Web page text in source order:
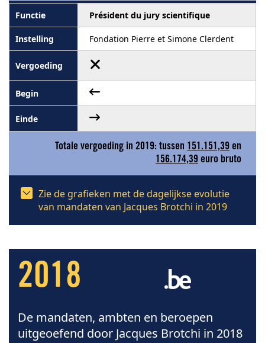
Président du jury scientifique
Fondation Pierre et Simone Clerdent
Totale vergoeding in 2019: tussen 151.151,39 en
156.174,39 euro bruto
Zie de grafieken met de dagelijkse evolutie
van mandaten van Jacques Brotchi in 2019
2018
De mandaten, ambten en beroepen
uitgeoefend door Jacques Brotchi in 2018